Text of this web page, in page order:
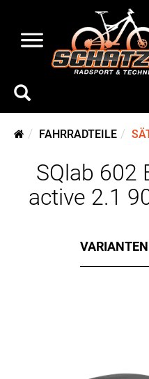
FAHRRADTEILE
SQlab 602
active 2.1